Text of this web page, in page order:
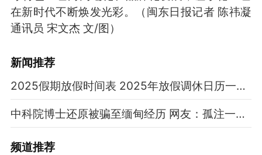
在新时代不断焕发光彩。（闽东日报记者 陈祎凝
通讯员 宋文杰 文/图）
新闻推荐
2025假期放假时间表 2025年放假调休日历一览表
中科院博士还原被骗至缅甸经历 网友：孤注一掷现实版
频道推荐